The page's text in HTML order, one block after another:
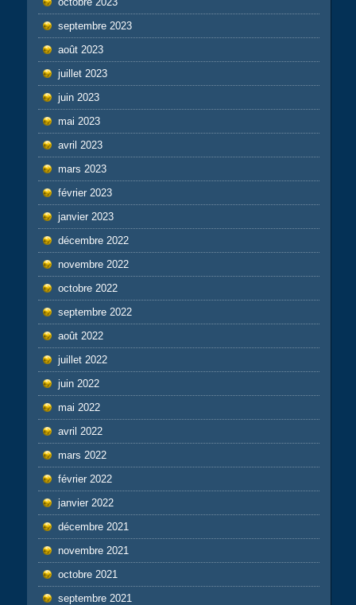
septembre 2023
août 2023
juillet 2023
juin 2023
mai 2023
avril 2023
mars 2023
février 2023
janvier 2023
décembre 2022
novembre 2022
octobre 2022
septembre 2022
août 2022
juillet 2022
juin 2022
mai 2022
avril 2022
mars 2022
février 2022
janvier 2022
décembre 2021
novembre 2021
octobre 2021
septembre 2021